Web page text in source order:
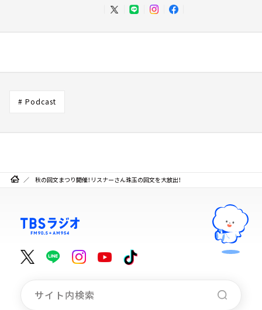
# Podcast
秋の回文まつり開催！リスナーさん珠玉の回文を大放出！